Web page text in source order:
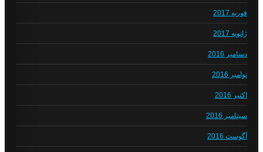
فوریه 2017
ژانویه 2017
دسامبر 2016
نوامبر 2016
اکتبر 2016
سپتامبر 2016
آگوست 2016